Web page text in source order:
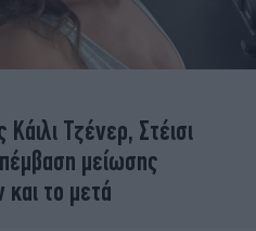
Τζένερ, Στέισι
μείωσης
το μετά